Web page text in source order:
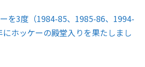
を3度（1984-85、1985-86、1994-
ホッケーの殿堂入りを果たしまし